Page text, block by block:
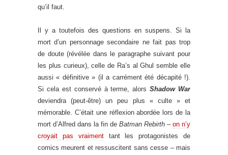
qu’il faut.
Il y a toutefois des questions en suspens. Si la
mort d’un personnage secondaire ne fait pas trop
de doute (révélée dans le paragraphe suivant pour
les plus curieux), celle de Ra’s al Ghul semble elle
aussi « définitive » (il a carrément été décapité !).
Si cela est conservé à terme, alorsShadow War
deviendra (peut-être) un peu plus « culte » et
mémorable. C’était une réflexion abordée lors de la
mort d’Alfred dans la fin de Batman Rebirth – on n’y
croyait pas vraimenttant les protagonistes de
comics meurent et ressuscitent sans cesse – mais